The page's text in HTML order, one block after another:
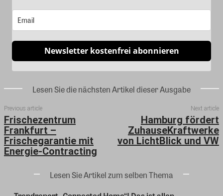
Newsletter kostenfrei abonnieren
Lesen Sie die nächsten Artikel dieser Ausgabe
Previous article
Frischezentrum
Frankfurt –
Frischegarantie mit
Energie-Contracting
Next article
Hamburg fördert
ZuhauseKraftwerke
von LichtBlick und VW
Lesen Sie Artikel zum selben Thema